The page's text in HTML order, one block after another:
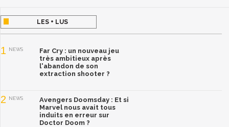
LES + LUS
1 NEWS
Far Cry : un nouveau jeu
très ambitieux après
l'abandon de son
extraction shooter ?
2 NEWS
Avengers Doomsday : Et si
Marvel nous avait tous
induits en erreur sur
Doctor Doom ?